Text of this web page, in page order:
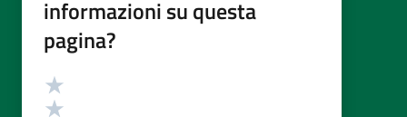
informazioni su questa
pagina?
Valutazione